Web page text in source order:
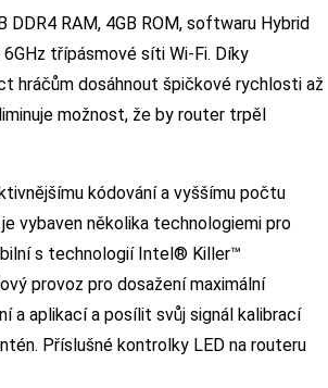
RAM, 4GB ROM, softwaru Hybrid
třípásmové síti Wi-Fi. Díky
hráčům dosáhnout špičkové rychlosti až
možnost, že by router trpěl
kódování a vyššímu počtu
vybaven několika technologiemi pro
s technologií Intel® Killer™
provoz pro dosažení maximální
a aplikací a posílit svůj signál kalibrací
Příslušné kontrolky LED na routeru